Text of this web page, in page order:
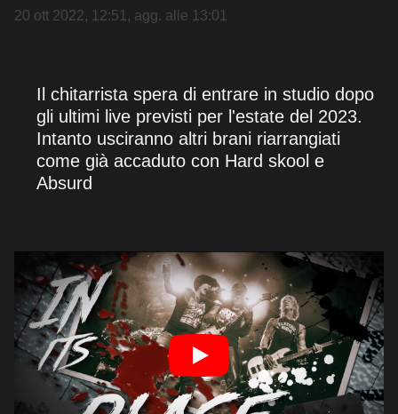
20 ott 2022, 12:51 , agg. alle 13:01
Il chitarrista spera di entrare in studio dopo
gli ultimi live previsti per l'estate del 2023.
Intanto usciranno altri brani riarrangiati
come già accaduto con Hard skool e
Absurd